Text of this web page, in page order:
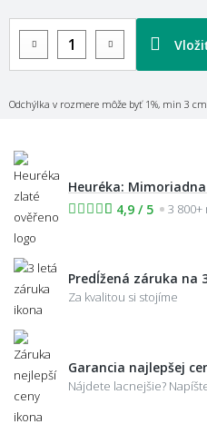
Odchýlka v rozmere môže byť 1%, min 3 cm
Heuréka:
4,9 / 5
3
Predĺžená záruka na
Za kvalitou si stojíme
Garancia najlepšej
Nájdete lacnejšie?